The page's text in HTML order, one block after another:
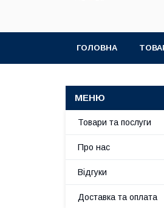
ГОЛОВНА
Товари та послуги
Про нас
Відгуки
Доставка та оплата